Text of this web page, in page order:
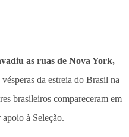
as ruas de Nova York,
vésperas da estreia do Brasil na
brasileiros compareceram em
apoio à Seleção.